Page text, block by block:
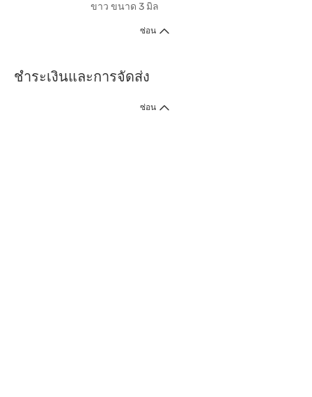
ขาว ขนาด 3 มิล
ซ่อน
ชำระเงินและการจัดส่ง
ซ่อน